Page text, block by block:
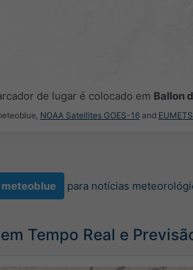
de lugar é colocado em Ballon
NOAA Satellites GOES-16 and
meteoblue para notícias
Tempo Real e